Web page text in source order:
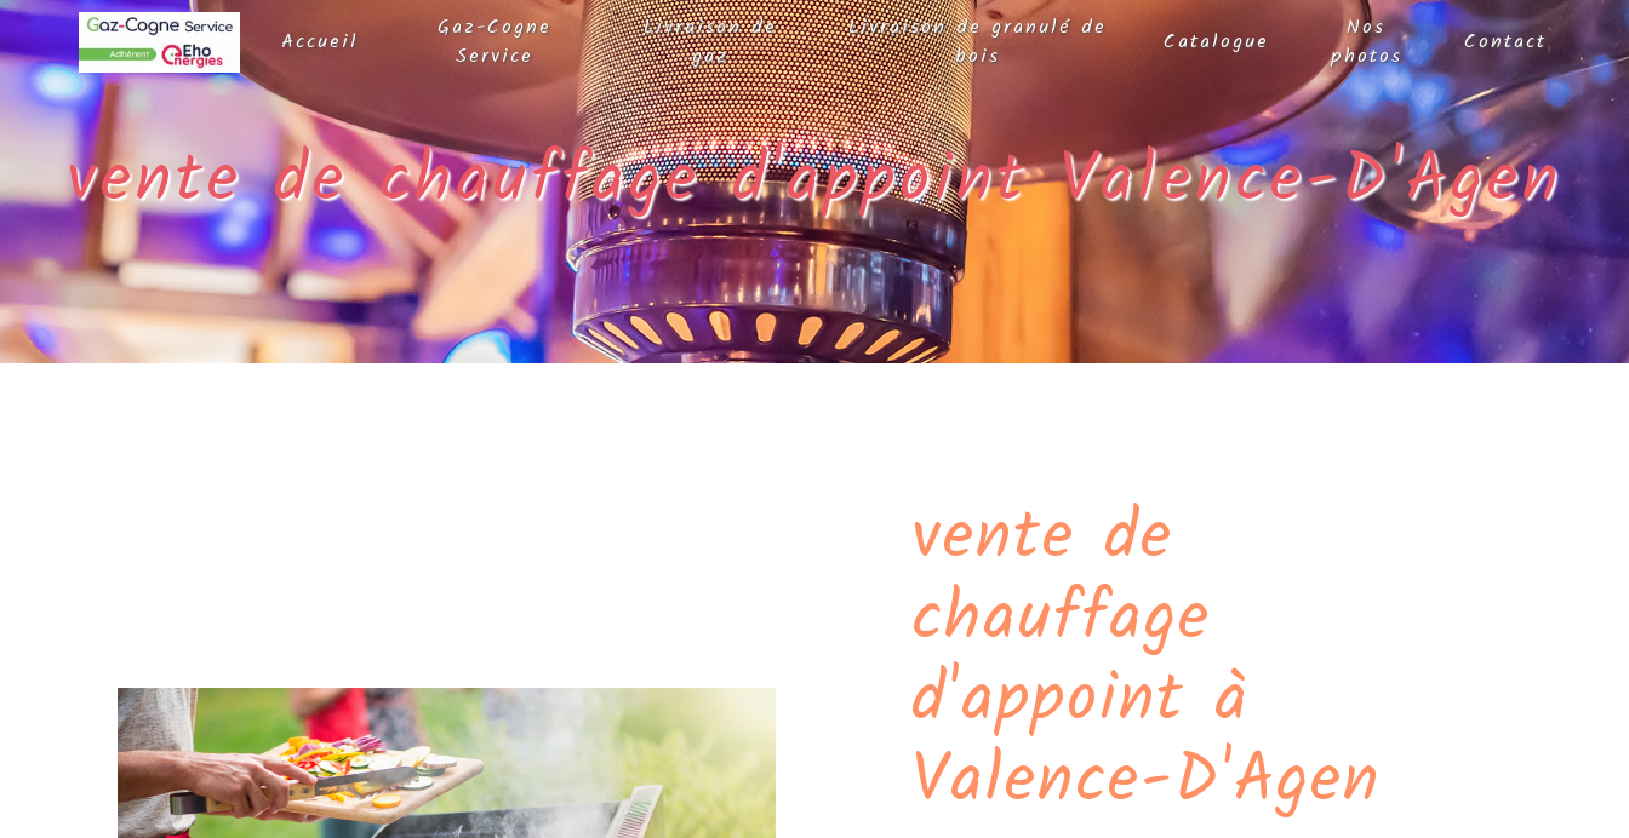
Panneau de gestion des cookies
Accueil
Gaz-Cogne
Service
Livraison de
gaz
Livraison de granulé de
bois
Catalogue
Nos
photos
Contact
vente de chauffage d'appoint Valence-D'Agen
vente de
chauffage
d'appoint à
Valence-D'Agen